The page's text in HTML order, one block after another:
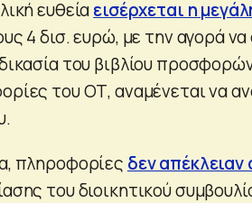
ευθείαεισέρχεται η
4 δισ. ευρώ, με την αγορά
του βιβλίου
του ΟΤ, αναμένεται να
πληροφορίες δεν απέκλειαν
του διοικητικού